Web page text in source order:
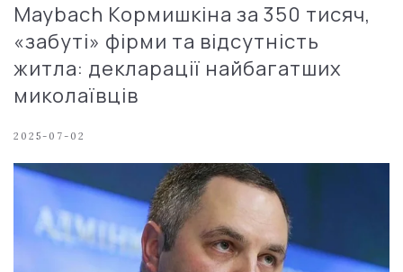
Maybach Кормишкіна за 350 тисяч,
«забуті» фірми та відсутність
житла: декларації найбагатших
миколаївців
2025-07-02